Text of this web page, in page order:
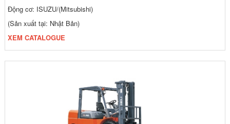
Động cơ: ISUZU/(Mitsubishi)
(Sản xuất tại: Nhật Bản)
XEM CATALOGUE